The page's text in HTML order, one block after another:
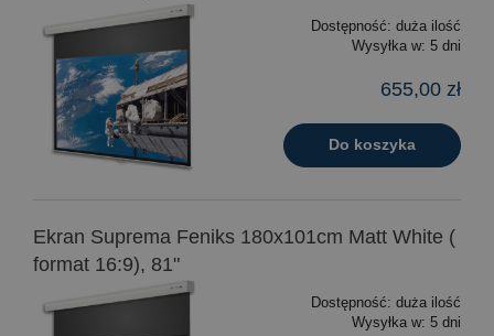
Dostępność: duża ilość
Wysyłka w: 5 dni
655,00 zł
Do koszyka
Ekran Suprema Feniks 180x101cm Matt White (
format 16:9), 81"
Dostępność: duża ilość
Wysyłka w: 5 dni